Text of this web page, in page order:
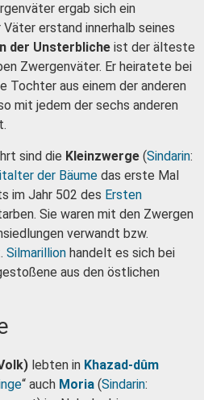
ergab sich ein
erstand innerhalb seines
der Unsterbliche ist der älteste
Zwergenväter. Er heiratete bei
Tochter aus einem der anderen
mit jedem der sechs anderen
sind die Kleinzwerge (Sindarin:
der Bäume das erste Mal
im Jahr 502 des Ersten
Sie waren mit den Zwergen
verwandt bzw.
Silmarillion handelt es sich bei
aus den östlichen
lebten in Khazad-dûm
“ auch Moria (Sindarin: